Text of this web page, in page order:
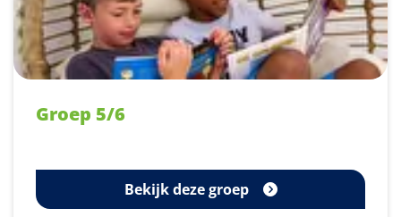
Groep 5/6
Bekijk deze groep